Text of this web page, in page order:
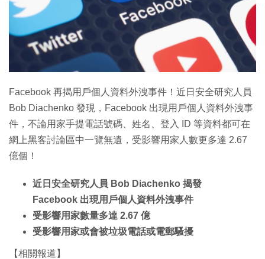
Facebook 再揭用戶個人資料外洩事件！近日安全研究人員
Bob Diachenko 發現，Facebook 出現用戶個人資料外洩事
件，不論用家手提電話號碼、姓名、登入 ID 等資料都可在
網上黑客討論區中一覽無遺，受影響用家人數更多達 2.67
億個！
近日安全研究人員 Bob Diachenko 揭發
Facebook 出現用戶個人資料外洩事件
受影響用家數量多達 2.67 億
受影響用家或會被垃圾電話或電郵騷擾
【相關報道】